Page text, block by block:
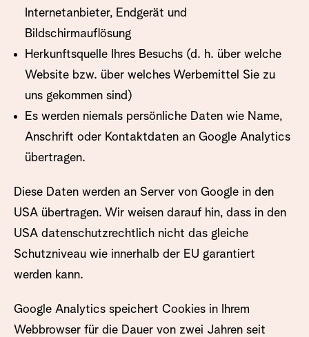
Internetanbieter, Endgerät und
Bildschirmauflösung
Herkunftsquelle Ihres Besuchs (d. h. über welche
Website bzw. über welches Werbemittel Sie zu
uns gekommen sind)
Es werden niemals persönliche Daten wie Name,
Anschrift oder Kontaktdaten an Google Analytics
übertragen.
Diese Daten werden an Server von Google in den
USA übertragen. Wir weisen darauf hin, dass in den
USA datenschutzrechtlich nicht das gleiche
Schutzniveau wie innerhalb der EU garantiert
werden kann.
Google Analytics speichert Cookies in Ihrem
Webbrowser für die Dauer von zwei Jahren seit